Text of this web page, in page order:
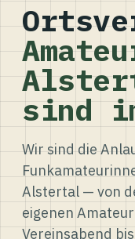
sind
Wir sind die
Alstertal — von
eigenen
Vereinsabend